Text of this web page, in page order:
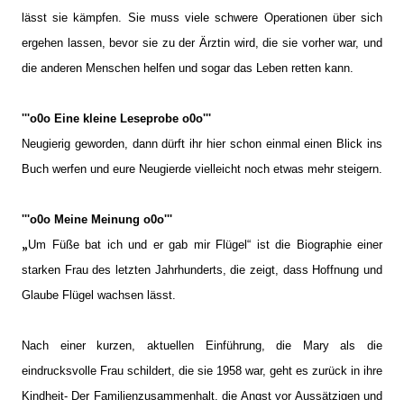
lässt sie kämpfen. Sie muss viele schwere Operationen über sich
ergehen lassen, bevor sie zu der Ärztin wird, die sie vorher war, und
die anderen Menschen helfen und sogar das Leben retten kann.
'''o0o Eine kleine Leseprobe o0o'''
Neugierig geworden, dann dürft ihr hier schon einmal einen Blick ins
Buch werfen und eure Neugierde vielleicht noch etwas mehr steigern.
'''o0o Meine Meinung o0o'''
„Um Füße bat ich und er gab mir Flügel“ ist die Biographie einer
starken Frau des letzten Jahrhunderts, die zeigt, dass Hoffnung und
Glaube Flügel wachsen lässt.
Nach einer kurzen, aktuellen Einführung, die Mary als die
eindrucksvolle Frau schildert, die sie 1958 war, geht es zurück in ihre
Kindheit- Der Familienzusammenhalt, die Angst vor Aussätzigen und